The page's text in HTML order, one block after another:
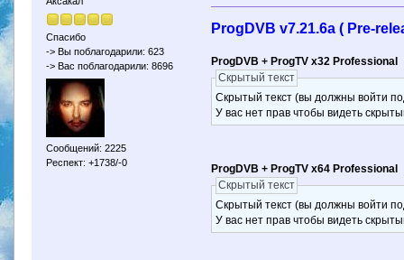
Спасибо
-> Вы поблагодарили: 623
-> Вас поблагодарили: 8696
Сообщений: 2225
Респект: +1738/-0
ProgDVB v7.21.6a ( Pre-
ProgDVB + ProgTV x32 Professional
Скрытый текст
Скрытый текст (вы должны войти
У вас нет прав чтобы видеть
ProgDVB + ProgTV x64 Professional
Скрытый текст
Скрытый текст (вы должны войти
У вас нет прав чтобы видеть